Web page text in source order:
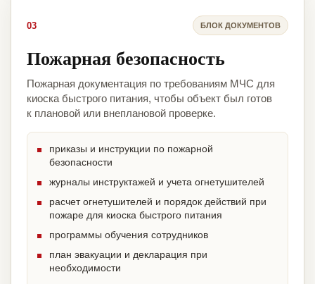
03 БЛОК ДОКУМЕНТОВ
Пожарная безопасность
Пожарная документация по требованиям МЧС для
киоска быстрого питания, чтобы объект был готов
к плановой или внеплановой проверке.
приказы и инструкции по пожарной
безопасности
журналы инструктажей и учета огнетушителей
расчет огнетушителей и порядок действий при
пожаре для киоска быстрого питания
программы обучения сотрудников
план эвакуации и декларация при
необходимости